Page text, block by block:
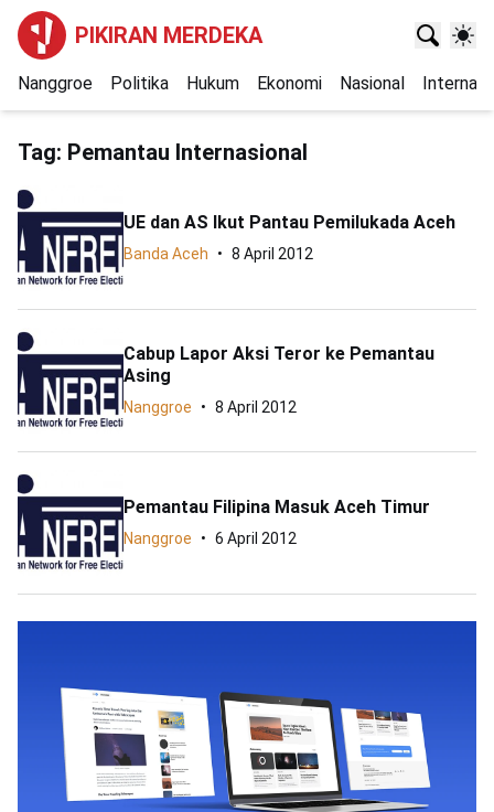
PIKIRAN MERDEKA
Nanggroe Politika Hukum Ekonomi Nasional
Tag: Pemantau Internasional
UE dan AS Ikut Pantau Pemilukada Aceh
Banda Aceh 8 April 2012
Cabup Lapor Aksi Teror ke Pemantau
Asing
Nanggroe 8 April 2012
Pemantau Filipina Masuk Aceh Timur
Nanggroe 6 April 2012